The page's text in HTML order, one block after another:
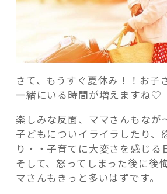
て
ニ
ケ
ー
ョ
ン
講
座”
の
さて、もうすぐ夏休み！！お子
一緒にいる時間が増えますね♡
楽しみな反面、ママさんもなが
子どもについイライラしたり、
り・・子育てに大変さを感じる
そして、怒ってしまった後に後
マさんもきっと多いはずです。